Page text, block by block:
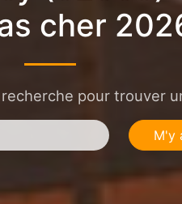
cher
pour trouver
M'y